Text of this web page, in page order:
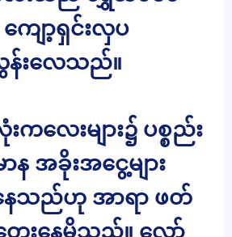
ျော့ရှင်းလှပ
းလေသည်။
လေးများ၌ ပစ္စည်း
န အခိုးအငွေ့များ
ေသည်ဟု အာရာ ဖတ်
ေးနေမိသည်။ လော်